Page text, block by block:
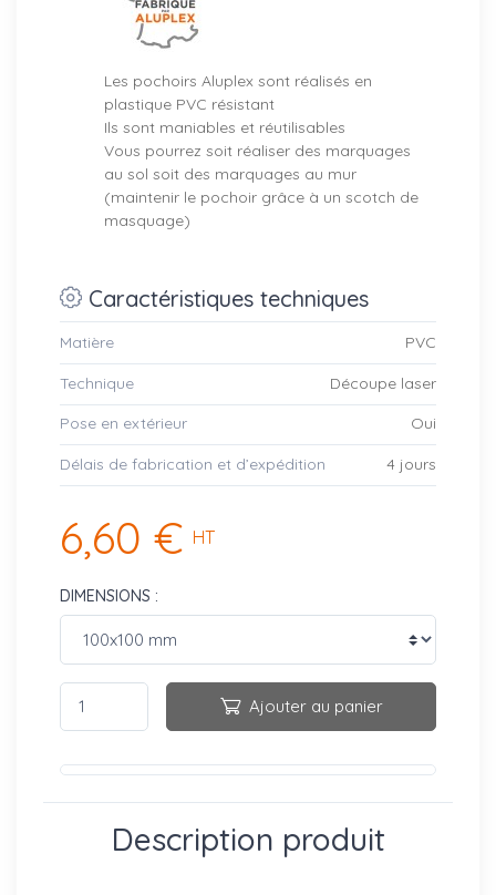
Les pochoirs Aluplex sont réalisés en
plastique PVC résistant
Ils sont maniables et réutilisables
Vous pourrez soit réaliser des marquages
au sol soit des marquages au mur
(maintenir le pochoir grâce à un scotch de
masquage)
Caractéristiques techniques
Matière PVC
Technique Découpe laser
Pose en extérieur Oui
Délais de fabrication et d’expédition 4 jours
6,60 € HT
DIMENSIONS :
Ajouter au panier
Description produit